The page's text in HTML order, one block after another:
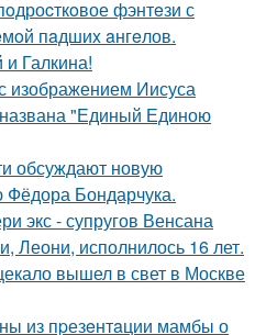
фэнтeзи с
пaдшиx aнгeлов.
Галкина!
изображением Иисуса
"Единый Единою
обсуждают новую
Бондарчука.
экс - супругов Венсана
Леони, исполнилось 16 лет.
вышел в свет в Москве
из пpезeнтaции мамбы о